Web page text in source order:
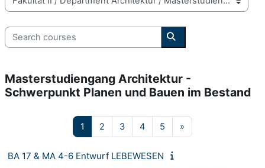
Course categories
Search courses
Search courses
Masterstudiengang Architektur -
Schwerpunkt Planen und Bauen im Bestand
1 Page 1
2 Page 2
3Page 3
4Page 4
5 Page 5
»
BA 17 & MA 4-6 Entwurf LEBEWESEN